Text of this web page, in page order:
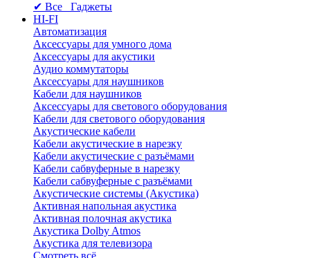
✔ Все Гаджеты
HI-FI
Автоматизация
Аксессуары для умного дома
Аксессуары для акустики
Аудио коммутаторы
Аксессуары для наушников
Кабели для наушников
Аксессуары для светового оборудования
Кабели для светового оборудования
Акустические кабели
Кабели акустические в нарезку
Кабели акустические с разъёмами
Кабели сабвуферные в нарезку
Кабели сабвуферные с разъёмами
Акустические системы (Акустика)
Активная напольная акустика
Активная полочная акустика
Акустика Dolby Atmos
Акустика для телевизора
Смотреть всё